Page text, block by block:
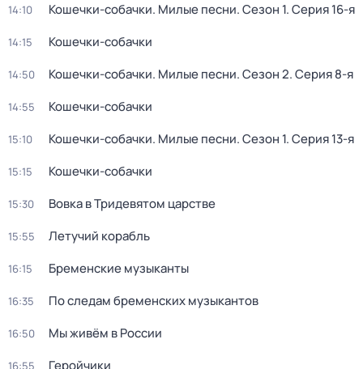
14:10 Кошечки-собачки. Милые песни. Сезон 1. Серия 16-я
14:15 Кошечки-собачки
14:50 Кошечки-собачки. Милые песни. Сезон 2. Серия 8-я
14:55 Кошечки-собачки
15:10 Кошечки-собачки. Милые песни. Сезон 1. Серия 13-я
15:15 Кошечки-собачки
15:30 Вовка в Тридевятом царстве
15:55 Летучий корабль
16:15 Бременские музыканты
16:35 По следам бременских музыкантов
16:50 Мы живём в России
16:55 Геройчики